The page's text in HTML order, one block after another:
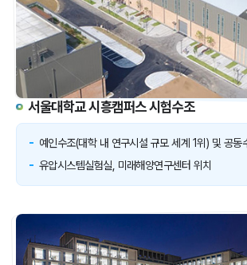
서울대학교 시흥캠퍼스 시험수조
예인수조(대학 내 연구시설 규모 세계 1위) 및 공동
유압시스템실험실, 미래해양연구센터 위치